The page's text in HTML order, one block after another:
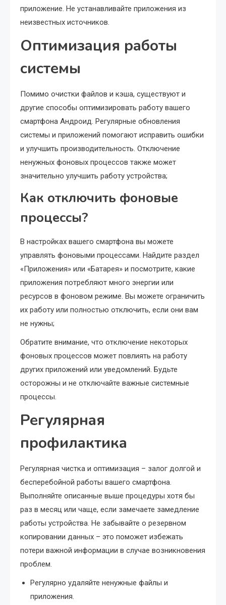
приложение. Не устанавливайте приложения из
неизвестных источников.
Оптимизация работы
системы
Помимо очистки файлов и кэша, существуют и
другие способы оптимизировать работу вашего
смартфона Андроид. Регулярные обновления
системы и приложений помогают исправить ошибки
и улучшить производительность. Отключение
ненужных фоновых процессов также может
значительно улучшить работу устройства;
Как отключить фоновые
процессы?
В настройках вашего смартфона вы можете
управлять фоновыми процессами. Найдите раздел
«Приложения» или «Батарея» и посмотрите, какие
приложения потребляют много энергии или
ресурсов в фоновом режиме. Вы можете ограничить
их работу или полностью отключить, если они вам
не нужны;
Обратите внимание, что отключение некоторых
фоновых процессов может повлиять на работу
других приложений или уведомлений. Будьте
осторожны и не отключайте важные системные
процессы.
Регулярная
профилактика
Регулярная чистка и оптимизация – залог долгой и
бесперебойной работы вашего смартфона.
Выполняйте описанные выше процедуры хотя бы
раз в месяц или чаще, если замечаете замедление
работы устройства. Не забывайте о резервном
копировании данных – это поможет избежать
потери важной информации в случае возникновения
проблем.
Регулярно удаляйте ненужные файлы и
приложения.